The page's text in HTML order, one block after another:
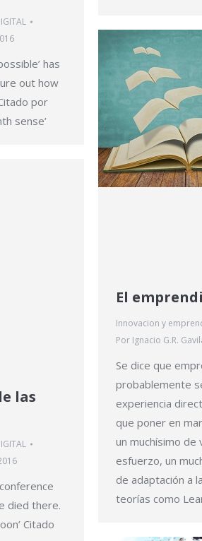
has
out how
por
sense’
El
Innovacion y
Por Ignacio G.R.
Se dice que
probablemente
experiencia
que poner en
un muchísimo de
esfuerzo, un
de adaptación a
teorías como
las
died there.
Citado